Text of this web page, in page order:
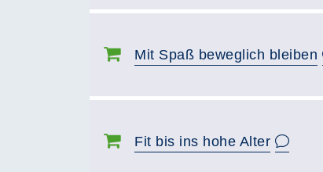
Mit Spaß beweglich bleiben
Fit bis ins hohe Alter